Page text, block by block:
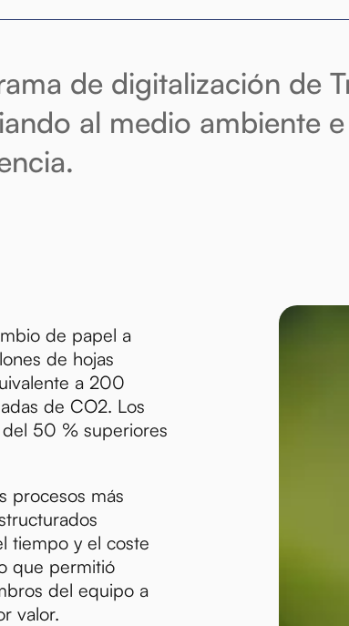
de digitalización de
al medio ambiente
de papel a
de hojas
a 200
de CO2. Los
50 % superiores
procesos más
tiempo y el coste
que permitió
del equipo a
valor.